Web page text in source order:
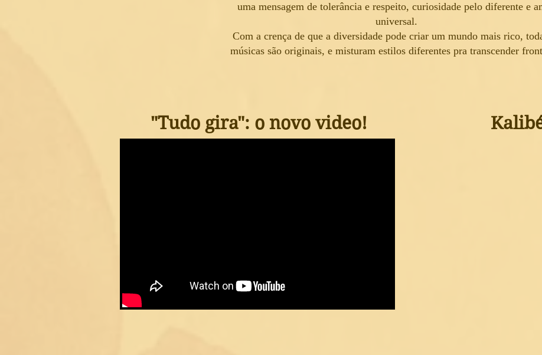
uma mensagem de tolerância e respeito, curiosidade pelo diferente e
universal.
Com a crença de que a diversidade pode criar um mundo mais rico,
músicas são originais, e misturam estilos diferentes pra transcender
"Tudo gira": o novo video!